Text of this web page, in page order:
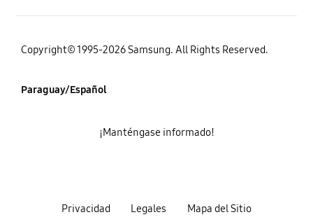
Copyright© 1995-2026 Samsung. All Rights Reserved.
Paraguay/Español
Privacidad Legales Mapa del Sitio
¡Manténgase informado!